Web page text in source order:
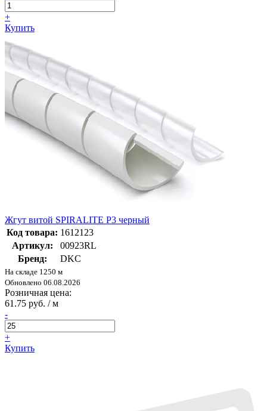
+
Купить
Жгут витой SPIRALITE P3 черный
Код товара: 1612123
Артикул:
00923RL
Бренд:
DKC
На складе 1250 м
Обновлено 06.08.2026
Розничная цена:
61.75 руб. / м
-
+
Купить